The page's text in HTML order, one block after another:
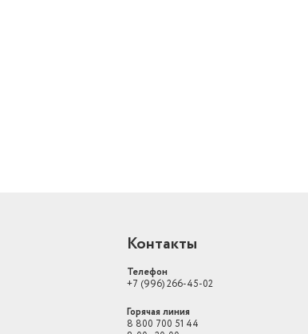
Контакты
Телефон
+7 (996) 266-45-02
Горячая линия
8 800 700 51 44